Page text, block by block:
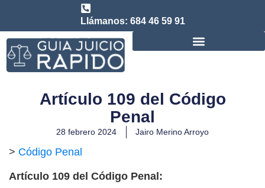
Llámanos: 684 46 59 91
Artículo 109 del Código
Penal
28 febrero 2024 Jairo Merino Arroyo
> Código Penal
Artículo 109 del Código Penal: